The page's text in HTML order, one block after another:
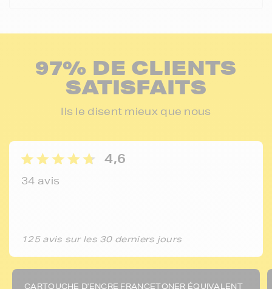
97% DE CLIENTS
SATISFAITS
Ils le disent mieux que nous
4,6
34 avis
125 avis sur les 30 derniers jours
CARTOUCHE D'ENCRE FRANCETONER ÉQUIVALENT